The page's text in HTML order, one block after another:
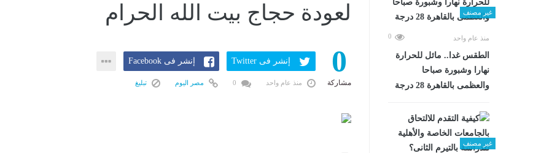
غير مصنف
منذ عام واحد 0
الطقس غدا.. مائل للحرارة
نهارا وشبورة صباحا
والعظمى بالقاهرة 28 درجة
غير مصنف
لعودة حجاج بيت الله الحرام
0
مشاركة
إنشر فى Twitter إنشر فى Facebook
منذ عام واحد مصر اليوم تبليغ